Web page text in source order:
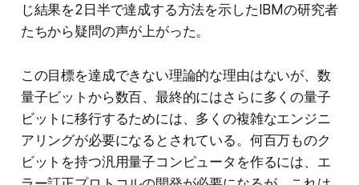
じ結果を2日半で達成する方法を示したIBMの研究者
たちから疑問の声が上がった。
この目標を達成できない理論的な理由はないが、数
量子ビットから数百、最終的にはさらに多くの量子
ビットに移行するためには、多くの複雑なエンジニ
アリングが必要になるとされている。何百万ものク
ビットを持つ汎用量子コンピュータを作るには、エ